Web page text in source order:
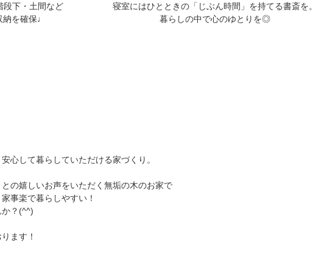
段下・土間など
納を確保♩
寝室にはひとときの「じぶん時間」を持てる書斎を。
暮らしの中で心のゆとりを◎
心して暮らしていただける家づくり。
の嬉しいお声をいただく無垢の木のお家で
事楽で暮らしやすい！
か？(^^)
ます！